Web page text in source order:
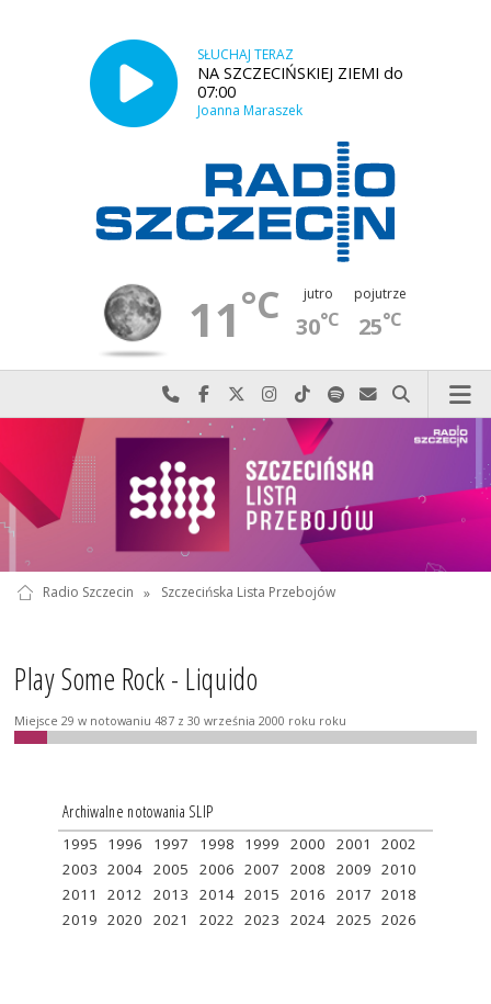
SŁUCHAJ TERAZ
NA SZCZECIŃSKIEJ ZIEMI do
07:00
Joanna Maraszek
11°C jutro
30°C
pojutrze
25°C
Najlepiej po prostu do nas zadzwoń
Odwiedź nas na Facebook-u
Odwiedź nas na X
Odwiedź nas na Instagram-ie
Odwiedź nas na TikTok-u
Szukaj nas na Spotify
Wyślij do nas
Szukaj
Radio Szczecin » Szczecińska Lista Przebojów
Play Some Rock - Liquido
Miejsce 29 w notowaniu 487 z 30 września 2000 roku roku
Archiwalne notowania SLIP
1995 1996 1997 1998 1999 2000 2001
2002
2003 2004 2005 2006 2007 2008 2009 2010
2011
2012 2013 2014 2015 2016 2017 2018
2019 2020 2021 2022 2023 2024 2025 2026